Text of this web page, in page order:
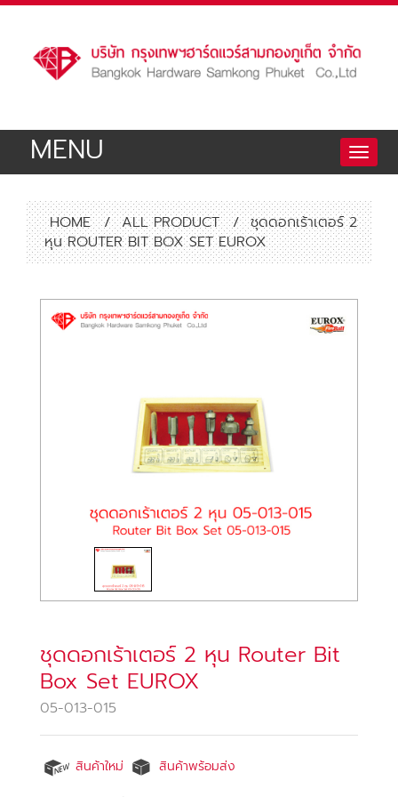
Toggle
MENU
HOME / ALL PRODUCT / ชุดดอกเร้าเตอร์ 2
หุน ROUTER BIT BOX SET EUROX
ชุดดอกเร้าเตอร์ 2 หุน Router Bit
Box Set EUROX
05-013-015
สินค้าใหม่ สินค้าพร้อมส่ง